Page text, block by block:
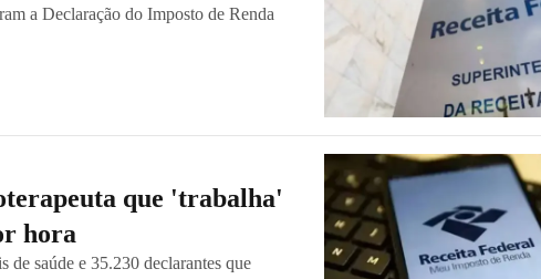
a Declaração do Imposto de Renda
que 'trabalha'
hora
de saúde e 35.230 declarantes que